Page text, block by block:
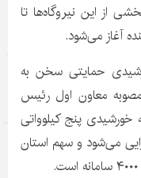
از این نیروگاه‌ها تا
آغاز می‌شود.
حمایتی سخن به
معاون اول رئیس
۱۱۰ هزار سامانه خورشیدی پنج کیلوواتی
می‌شود و سهم استان